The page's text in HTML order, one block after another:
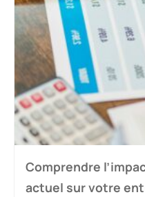
Comprendre
actuel sur votre